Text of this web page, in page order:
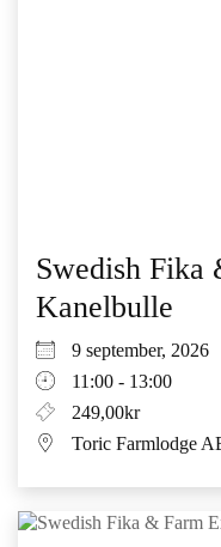
Swedish Fika
Kanelbulle
9 september, 2026
11:00 - 13:00
249,00kr
Toric Farmlodge